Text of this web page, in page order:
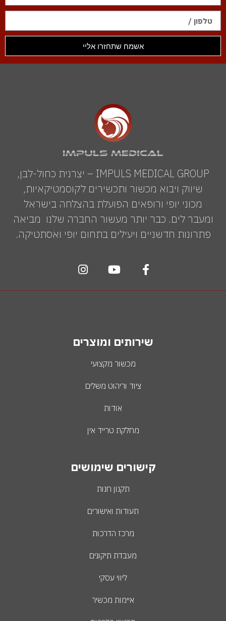
אשמח שתחזרו אליי
IMPULS MEDICAL GROUP – יצרנית כחול-לבן,
שיווק ויבוא מכשור ותכשירים לקוסמטיקאיות,
מכוני יופי ורופאים הפועלת בהצלחה בישראל
ומעבר לים. כבר יותר מעשור החברה שלנו מביאה
פתרונות חדשניים ויעילים בתחום יופי ואסתטיקה.
שירותים ומוצרים
מכשור מקצועי
ציוד וריהוט משלים
אודות
מחלקת טרייד אין
קישורים שימושים
תקנון חנות
תעודות ואישורים
מרכז הדרכות
מעבדת תיקונים
ליווי עסקי
איימות מכשיר